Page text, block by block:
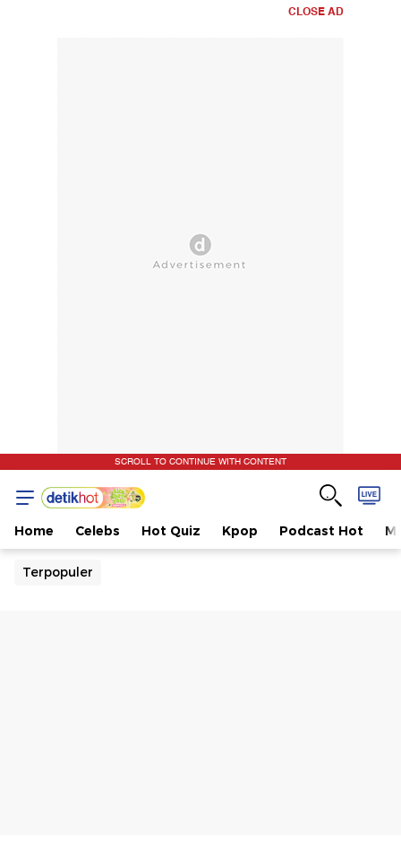
CLOSE AD
SCROLL TO CONTINUE WITH CONTENT
Home Celebs Hot Quiz Kpop Podcast Hot
Terpopuler